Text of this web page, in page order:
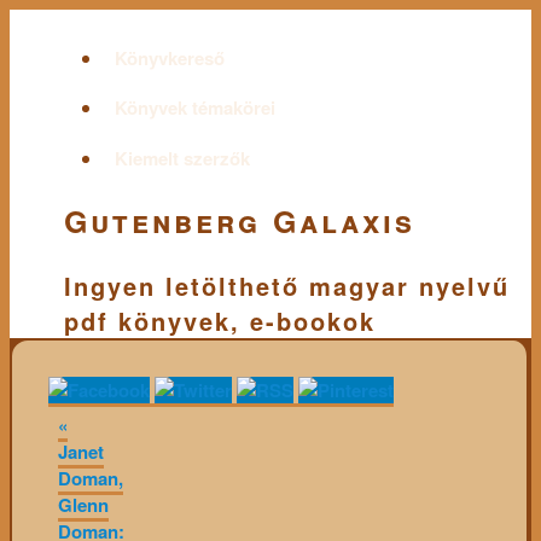
Könyvkereső
Könyvek témakörei
Kiemelt szerzők
Gutenberg Galaxis
Ingyen letölthető magyar nyelvű
pdf könyvek, e-bookok
«
Janet
Doman,
Glenn
Doman: